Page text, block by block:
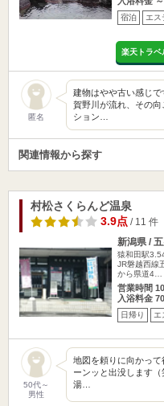
宿泊 エス
楽天トラベ
匿名
建物はやや古い感じ
賀野川が流れ、その
ション…
関連情報から探す
村松さくらんど温泉
3.9点/ 11 件
新潟県 /
猿和田駅
JR磐越西線
から県道4…
営業時間
入浴料金
日帰り エ
50代～
男性
地図を頼りに向かっ
ーンッと出没します
湯…